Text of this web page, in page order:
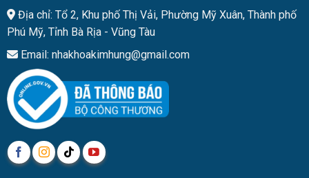
Địa chỉ: Tổ 2, Khu phố Thị Vải, Phường Mỹ Xuân, Thành phố
Phú Mỹ, Tỉnh Bà Rịa - Vũng Tàu
Email: nhakhoakimhung@gmail.com